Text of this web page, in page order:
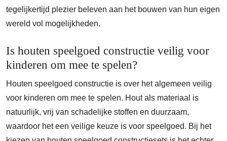
tegelijkertijd plezier beleven aan het bouwen van hun eigen
wereld vol mogelijkheden.
Is houten speelgoed constructie veilig voor
kinderen om mee te spelen?
Houten speelgoed constructie is over het algemeen veilig
voor kinderen om mee te spelen. Hout als materiaal is
natuurlijk, vrij van schadelijke stoffen en duurzaam,
waardoor het een veilige keuze is voor speelgoed. Bij het